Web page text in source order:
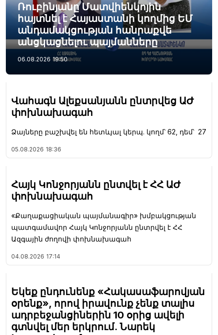
Ռուբինյանը Մատվիենկոյին
հայտնել է Հայաստանի կողմից ԵՄ
անդամակցության հանրաքվե
անցկացնելու պայմանները
06.08.2026 19:50
Վահագն Ալեքսանյանն ընտրվեց ԱԺ
փոխնախագահ
Ձայները բաշխվել են հետևյալ կերպ. կողմ՝ 62, դեմ՝ 27
05.08.2026 18:36
Հայկ Կոնջորյանն ընտվել է ՀՀ ԱԺ
փոխնախագահ
«Քաղաքացիական պայմանագիր» խմբակցության
պատգամավոր Հայկ Կոնջորյանն ընտրվել է ՀՀ
Ազգային ժողովի փոխնախագահ
04.08.2026 17:14
Եկեք ընդունենք «Հակասաֆարովյան
օրենք», որով իրավունք չենք տալիս
ադրբեջանցիներին 10 օրից ավելի
գտնվել մեր երկրում. Նարեկ